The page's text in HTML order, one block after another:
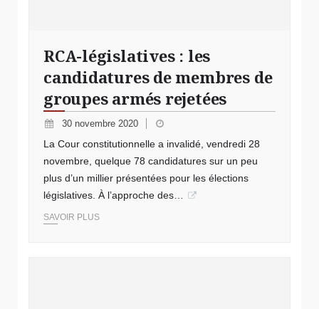
RCA-législatives : les
candidatures de membres de
groupes armés rejetées
30 novembre 2020
La Cour constitutionnelle a invalidé, vendredi 28
novembre, quelque 78 candidatures sur un peu
plus d’un millier présentées pour les élections
législatives. À l’approche des…
SAVOIR PLUS